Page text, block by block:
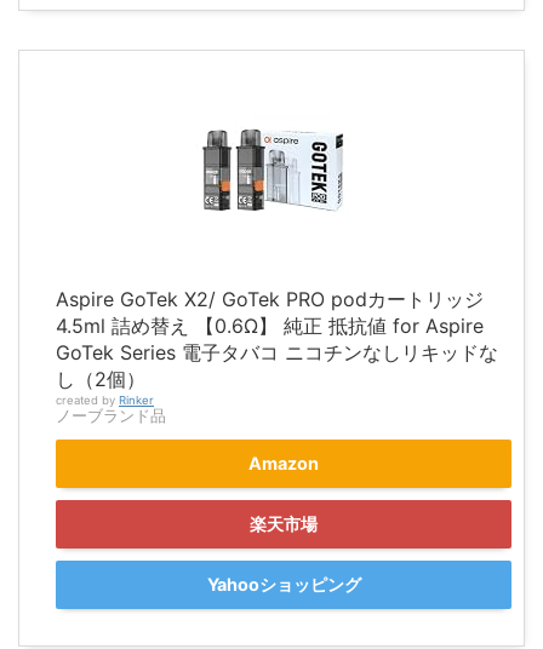
Aspire GoTek X2/ GoTek PRO podカートリッジ
4.5ml 詰め替え 【0.6Ω】 純正 抵抗値 for Aspire
GoTek Series 電子タバコ ニコチンなしリキッドな
し（2個）
created by Rinker
ノーブランド品
Amazon
楽天市場
Yahooショッピング